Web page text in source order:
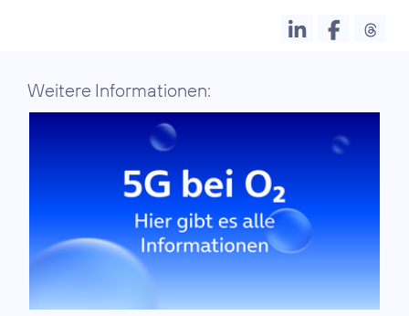
Weitere Informationen: